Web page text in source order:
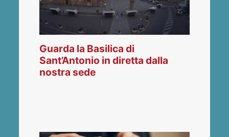
Guarda la Basilica di
Sant’Antonio in diretta dalla
nostra sede